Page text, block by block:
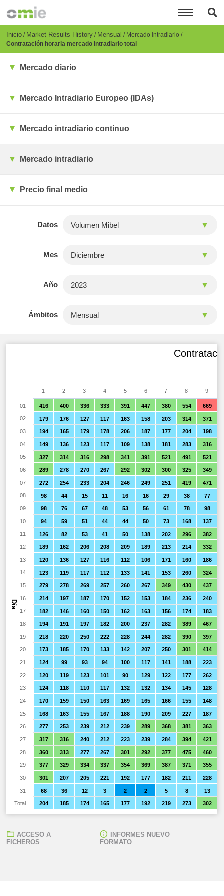
principal
Breadcrumb
Inicio Market Results History Mensual
Mercado intradiario
Contratación horaria mercado intradiario total
Mercado diario
Mercado Intradiario Europeo (IDAs)
Mercado intradiario continuo
Mercado intradiario
Precio final medio
Datos
Mes
Año
Ámbitos
Día
416 400 336 333 391 447 380 554 669
179 176 127 117 163 158 203 314 371
194 165 179 178 206 187 177 204 198
149 136 123 117 109 138 181 283 316
327 314 316 298 341 391 521 491 521
289 278 270 267 292 302 300 325 349
272 254 233 204 246 249 251 419 471
98 44 15 11 16 16 29 38 77
98 76 67 48 53 56 61 78 98
94 59 51 44 44 50 73 168 137
126 82 53 41 50 138 202 296 382
189 162 206 208 209 189 213 214 332
120 136 127 116 112 106 171 160 186
123 119 117 112 133 141 153 260 324
279 278 269 257 260 267 349 430 437
214 197 187 170 152 153 184 236 240
182 146 160 150 162 163 156 174 183
194 191 197 182 200 237 282 389 467
218 220 250 222 228 244 282 390 397
173 185 170 133 142 207 250 301 414
124 99 93 94 100 117 141 188 223
120 119 123 101 90 129 122 177 262
124 118 110 117 132 132 134 145 128
170 159 150 163 169 165 166 155 148
168 163 155 167 188 190 209 227 187
277 253 239 212 239 289 368 381 363
317 316 240 212 223 239 284 394 421
360 313 277 267 301 292 377 475 460
377 329 334 337 354 369 387 371 355
301 207 205 221 192 177 182 211 228
68 36 12 3 2 2 5 8 13
204 185 174 165 177 192 219 273 302
1 2 3 4 5 6 7 8 9
01
02
03
04
05
06
07
08
09
10
11
12
13
14
15
16
17
18
19
20
21
22
23
24
25
26
27
28
29
30
31
Total
ACCESO A
FICHEROS
INFORMES NUEVO
FORMATO